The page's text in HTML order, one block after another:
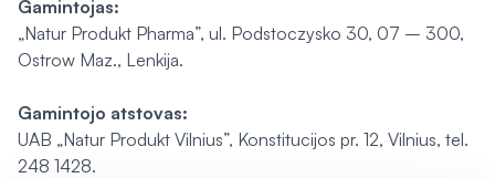
Gamintojas:
„Natur Produkt Pharma”, ul. Podstoczysko 30, 07 – 300,
Ostrow Maz., Lenkija.
Gamintojo atstovas:
UAB „Natur Produkt Vilnius”, Konstitucijos pr. 12, Vilnius, tel.
248 1428.